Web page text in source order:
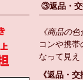
③返品・交
《商品の
コンや携
なって見え
《返品・